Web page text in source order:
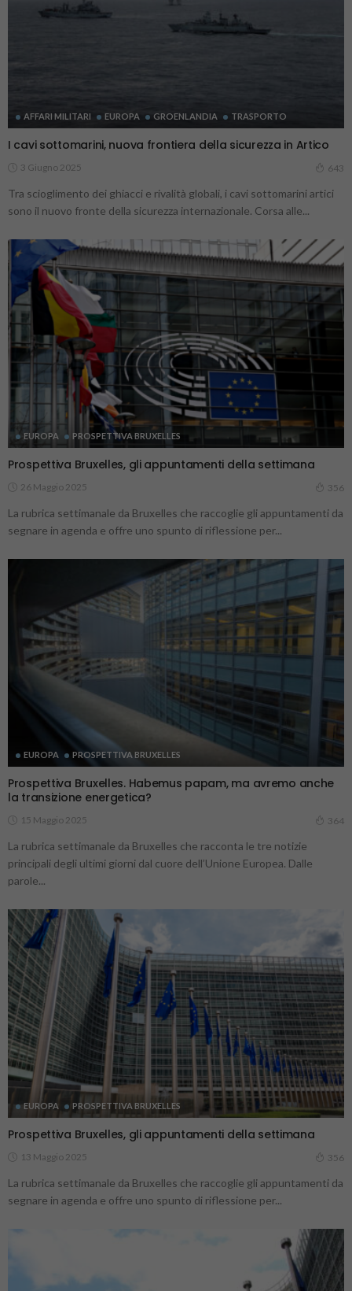
AFFARI MILITARI EUROPA GROENLANDIA TRASPORTO
I cavi sottomarini, nuova frontiera della sicurezza in Artico
3 Giugno 2025 643
Tra scioglimento dei ghiacci e rivalità globali, i cavi sottomarini artici
sono il nuovo fronte della sicurezza internazionale. Corsa alle...
EUROPA PROSPETTIVA BRUXELLES
Prospettiva Bruxelles, gli appuntamenti della settimana
26 Maggio 2025 356
La rubrica settimanale da Bruxelles che raccoglie gli appuntamenti da
segnare in agenda e offre uno spunto di riflessione per...
EUROPA PROSPETTIVA BRUXELLES
Prospettiva Bruxelles. Habemus papam, ma avremo anche
la transizione energetica?
15 Maggio 2025 364
La rubrica settimanale da Bruxelles che racconta le tre notizie
principali degli ultimi giorni dal cuore dell’Unione Europea. Dalle
parole...
EUROPA PROSPETTIVA BRUXELLES
Prospettiva Bruxelles, gli appuntamenti della settimana
13 Maggio 2025 356
La rubrica settimanale da Bruxelles che raccoglie gli appuntamenti da
segnare in agenda e offre uno spunto di riflessione per...